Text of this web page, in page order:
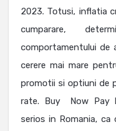
2023. Totusi, inflatia
cumparare,
comportamentului de
cerere mai mare
promotii si optiuni de
rate. Buy Now Pay
serios in Romania, ca